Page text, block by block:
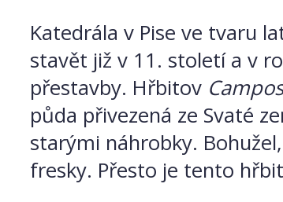
Katedrála v Pise ve tvaru
stavět již v 11. století a v
přestavby. Hřbitov
půda přivezená ze Svaté
starými náhrobky.
fresky. Přesto je tento